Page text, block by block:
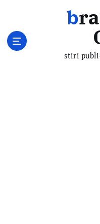
brandINF
stiri